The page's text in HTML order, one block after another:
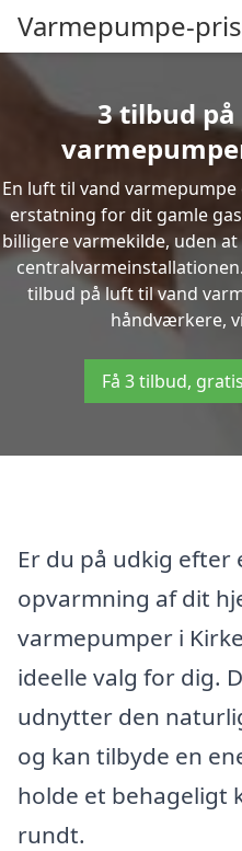
Varmepumpe-
3 tilbud
En luft til vand
erstatning for dit gamle
billigere varmekilde, uden
tilbud på luft til vand
håndværkere,
Få 3 tilbud,
Er du på udkig
opvarmning af dit
varmepumper i
ideelle valg for dig.
udnytter den
og kan tilbyde en
holde et behageligt
rundt.